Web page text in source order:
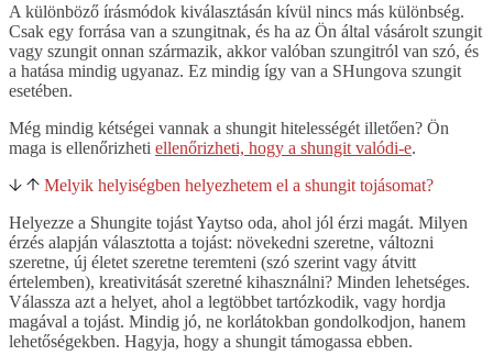
A különböző írásmódok kiválasztásán kívül nincs más különbség.
Csak egy forrása van a szungitnak, és ha az Ön által vásárolt szungit
vagy szungit onnan származik, akkor valóban szungitról van szó, és
a hatása mindig ugyanaz. Ez mindig így van a SHungova szungit
esetében.
Még mindig kétségei vannak a shungit hitelességét illetően? Ön
maga is ellenőrizheti ellenőrizheti, hogy a shungit valódi-e.
Melyik helyiségben helyezhetem el a shungit tojásomat?
Helyezze a Shungite tojást Yaytso oda, ahol jól érzi magát. Milyen
érzés alapján választotta a tojást: növekedni szeretne, változni
szeretne, új életet szeretne teremteni (szó szerint vagy átvitt
értelemben), kreativitását szeretné kihasználni? Minden lehetséges.
Válassza azt a helyet, ahol a legtöbbet tartózkodik, vagy hordja
magával a tojást. Mindig jó, ne korlátokban gondolkodjon, hanem
lehetőségekben. Hagyja, hogy a shungit támogassa ebben.